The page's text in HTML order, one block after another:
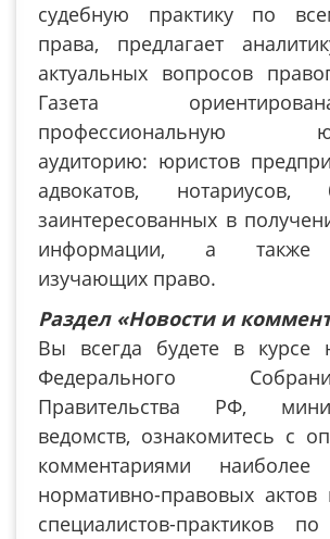
судебную практику по
права, предлагает
актуальных вопросов
Газета
профессиональную
аудиторию: юристов
адвокатов, нотариусов,
заинтересованных в
информации, а также
изучающих право.
Раздел «Новости и
Вы всегда будете в курсе
Федерального
Правительства РФ,
ведомств, ознакомитесь с
комментариями наиболее
нормативно-правовых
специалистов-практиков